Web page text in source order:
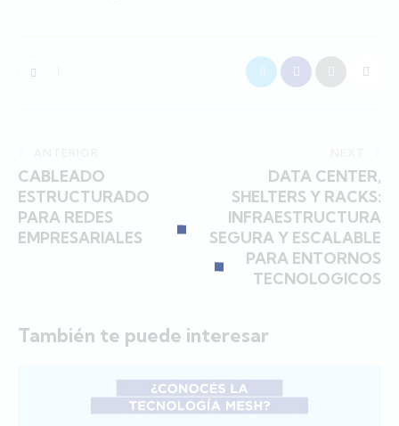
CABLEADO
ESTRUCTURADO
PARA REDES
EMPRESARIALES
DATA CENTER,
SHELTERS Y RACKS:
INFRAESTRUCTURA
SEGURA Y ESCALABLE
PARA ENTORNOS
TECNOLOGICOS
También te puede interesar